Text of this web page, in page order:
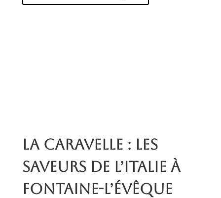
La Caravelle : les
saveurs de l’Italie à
Fontaine-l’Évêque